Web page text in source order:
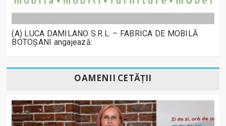
(A) LUCA DAMILANO S.R.L. – FABRICA DE MOBILĂ
BOTOȘANI angajează:
OAMENII CETĂȚII